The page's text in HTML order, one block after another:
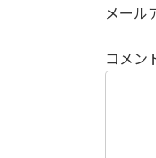
メール
コメン